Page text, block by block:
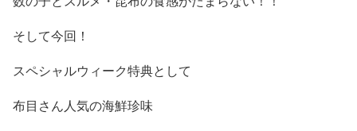
そして今回！
スペシャルウィーク特典として
布目さん人気の海鮮珍味